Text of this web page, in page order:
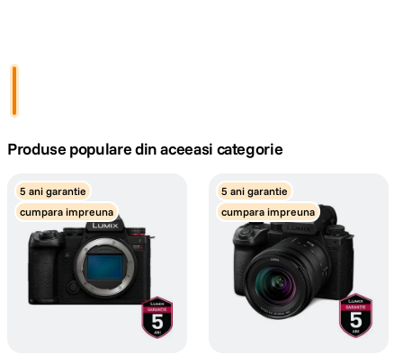
4. peak design
5. canon sx740 hs
6. lavaliera
7 sony fx
card memorie
Produse populare din aceeasi categorie
5 ani garantie
cumpara impreuna
5 ani garantie
cumpara impreuna